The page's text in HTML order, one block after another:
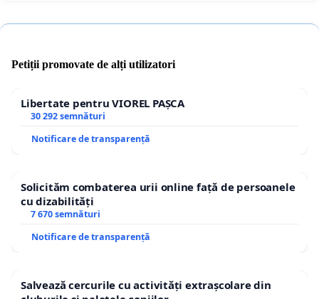
Petiții promovate de alți utilizatori
Libertate pentru VIOREL PAȘCA
30 292 semnături
Notificare de transparență
Solicităm combaterea urii online față de persoanele
cu dizabilități
7 670 semnături
Notificare de transparență
Salvează cercurile cu activități extrașcolare din